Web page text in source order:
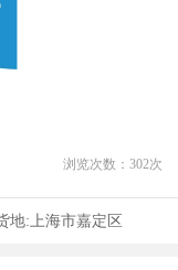
浏览次数： 302次
地:上海市嘉定区